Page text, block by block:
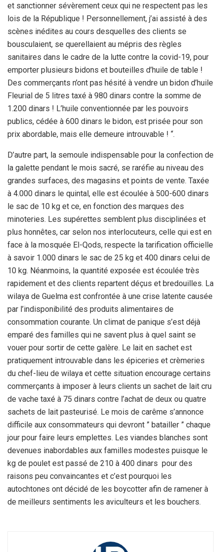
et sanctionner sévèrement ceux qui ne respectent pas les
lois de la République ! Personnellement, j’ai assisté à des
scènes inédites au cours desquelles des clients se
bousculaient, se querellaient au mépris des règles
sanitaires dans le cadre de la lutte contre la covid-19, pour
emporter plusieurs bidons et bouteilles d’huile de table !
Des commerçants n’ont pas hésité à vendre un bidon d’huile
Fleurial de 5 litres taxé à 980 dinars contre la somme de
1.200 dinars ! L’huile conventionnée par les pouvoirs
publics, cédée à 600 dinars le bidon, est prisée pour son
prix abordable, mais elle demeure introuvable ! “.
D’autre part, la semoule indispensable pour la confection de
la galette pendant le mois sacré, se raréfie au niveau des
grandes surfaces, des magasins et points de vente. Taxée
à 4.000 dinars le quintal, elle est écoulée à 500-600 dinars
le sac de 10 kg et ce, en fonction des marques des
minoteries. Les supérettes semblent plus disciplinées et
plus honnêtes, car selon nos interlocuteurs, celle qui est en
face à la mosquée El-Qods, respecte la tarification officielle
à savoir 1.000 dinars le sac de 25 kg et 400 dinars celui de
10 kg. Néanmoins, la quantité exposée est écoulée très
rapidement et des clients repartent déçus et bredouilles. La
wilaya de Guelma est confrontée à une crise latente causée
par l’indisponibilité des produits alimentaires de
consommation courante. Un climat de panique s’est déjà
emparé des familles qui ne savent plus à quel saint se
vouer pour sortir de cette galère. Le lait en sachet est
pratiquement introuvable dans les épiceries et crèmeries
du chef-lieu de wilaya et cette situation encourage certains
commerçants à imposer à leurs clients un sachet de lait cru
de vache taxé à 75 dinars contre l’achat de deux ou quatre
sachets de lait pasteurisé. Le mois de carême s’annonce
difficile aux consommateurs qui devront ” batailler ” chaque
jour pour faire leurs emplettes. Les viandes blanches sont
devenues inabordables aux familles modestes puisque le
kg de poulet est passé de 210 à 400 dinars pour des
raisons peu convaincantes et c’est pourquoi les
autochtones ont décidé de les boycotter afin de ramener à
de meilleurs sentiments les aviculteurs et les bouchers.